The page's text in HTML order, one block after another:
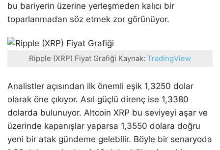
bu bariyerin üzerine yerleşmeden kalıcı bir
toparlanmadan söz etmek zor görünüyor.
Ripple (XRP) Fiyat Grafiği Kaynak: TradingView
Analistler açısından ilk önemli eşik 1,3250 dolar
olarak öne çıkıyor. Asıl güçlü direnç ise 1,3380
dolarda bulunuyor. Altcoin XRP bu seviyeyi aşar ve
üzerinde kapanışlar yaparsa 1,3550 dolara doğru
yeni bir atak gündeme gelebilir. Böyle bir senaryoda